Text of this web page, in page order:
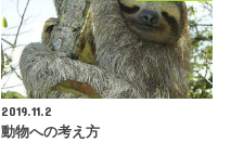
2019.11.2
動物への考え方